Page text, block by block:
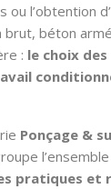
ou l’obtention
béton
: le choix
Ponçage &
pratiques et